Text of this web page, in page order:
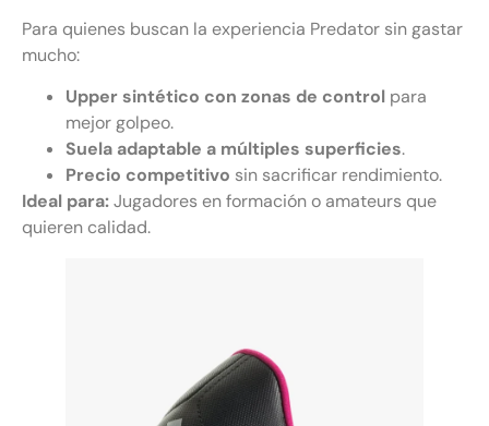
Para quienes buscan la experiencia Predator sin gastar
mucho:
Upper sintético con zonas de control para
mejor golpeo.
Suela adaptable a múltiples superficies.
Precio competitivo sin sacrificar rendimiento.
Ideal para:Jugadores en formación o amateurs que
quieren calidad.